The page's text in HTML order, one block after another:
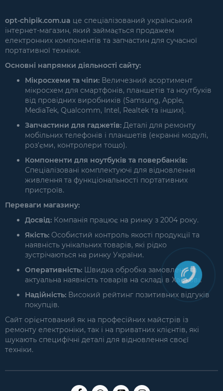
opt-chipik.com.ua це спеціалізований український
інтернет-магазин, який займається продажем
електронних компонентів та запчастин для сучасної
портативної техніки.
Основні напрямки діяльності сайту:
Мікросхеми та чіпи: Величезний асортимент
мікросхем для смартфонів, планшетів та ноутбуків
від провідних виробників (Samsung, Apple,
MediaTek, Qualcomm, Intel, Realtek та інших).
Запчастини для гаджетів: Деталі для ремонту
мобільних телефонів і планшетів (екранні модулі,
роз'єми, контролери тощо).
Компоненти для ноутбуків та повербанків:
Спеціалізовані комплектуючі для відновлення
живлення та функціональності портативних
пристроїв.
Переваги магазину:
Досвід: Компанія працює на ринку з 2004 року.
Якість: Особистий контроль якості продукції та
наявність унікальних товарів, які рідко
зустрічаються на ринку України.
Оперативність: Швидка обробка замовлень та
актуальна наявність товарів на складі в Харкові.
Надійність: Високий рейтинг позитивних відгуків
покупців.
Сайт орієнтований як на професійних майстрів із
ремонту електроніки, так і на приватних клієнтів, які
шукають специфічні деталі для відновлення своєї
техніки.